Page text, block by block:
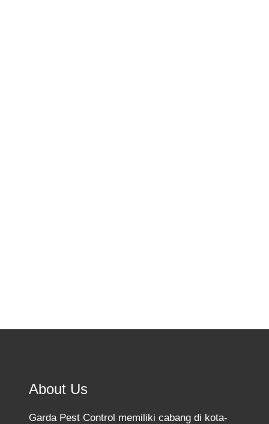
About Us
Garda Pest Control memiliki cabang di kota-